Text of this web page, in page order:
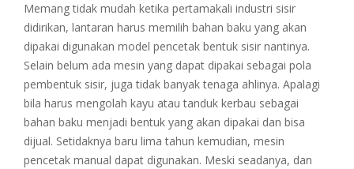
Memang tidak mudah ketika pertamakali industri sisir
didirikan, lantaran harus memilih bahan baku yang akan
dipakai digunakan model pencetak bentuk sisir nantinya.
Selain belum ada mesin yang dapat dipakai sebagai pola
pembentuk sisir, juga tidak banyak tenaga ahlinya. Apalagi
bila harus mengolah kayu atau tanduk kerbau sebagai
bahan baku menjadi bentuk yang akan dipakai dan bisa
dijual. Setidaknya baru lima tahun kemudian, mesin
pencetak manual dapat digunakan. Meski seadanya, dan